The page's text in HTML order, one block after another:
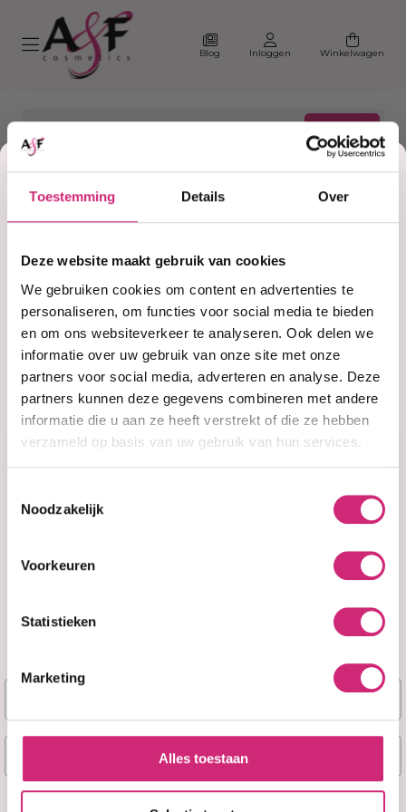
Toestemming Details Over
Deze website maakt gebruik van cookies
We gebruiken cookies om content en advertenties te
personaliseren, om functies voor social media te bieden
en om ons websiteverkeer te analyseren. Ook delen we
informatie over uw gebruik van onze site met onze
partners voor social media, adverteren en analyse. Deze
partners kunnen deze gegevens combineren met andere
informatie die u aan ze heeft verstrekt of die ze hebben
verzameld op basis van uw gebruik van hun services.
Noodzakelijk
Voorkeuren
Statistieken
Marketing
Alles toestaan
Blog Inloggen Winkelwagen
Home Dress
Producten getagd met
Dress
Filter Sorteer
Route in Google Maps
KVK: 27260426
Korting
op je
eerste
bestelling
Naam
E-mail